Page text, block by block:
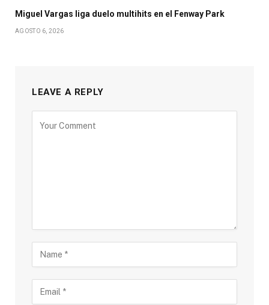
Miguel Vargas liga duelo multihits en el Fenway Park
AGOSTO 6, 2026
LEAVE A REPLY